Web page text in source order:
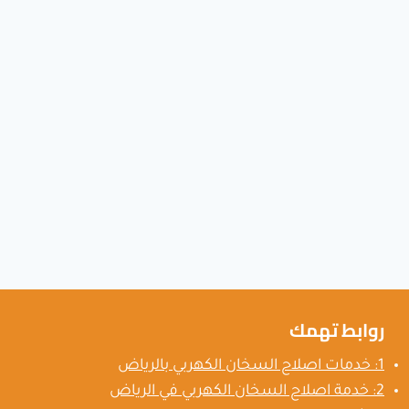
روابط تهمك
1: خدمات اصلاح السخان الكهربي بالرياض
2: خدمة اصلاح السخان الكهربي في الرياض